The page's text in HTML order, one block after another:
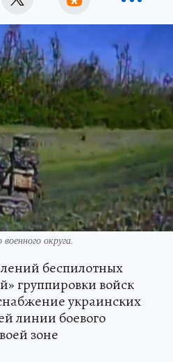
округа.
беспилотных
группировки войск
украинских
линии боевого
зоне